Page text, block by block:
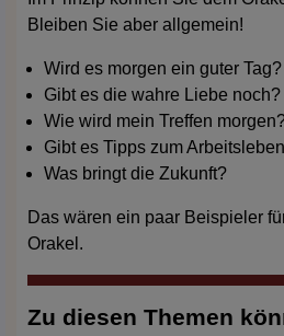
Bleiben Sie aber allgemein!
Wird es morgen ein guter Tag?
Gibt es die wahre Liebe noch?
Wie wird mein Treffen
Gibt es Tipps zum
Was bringt die Zukunft?
Das wären ein paar Beispieler
Orakel.
Zu diesen Themen